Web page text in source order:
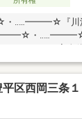
『川沿
‥…━━━☆・
ペット＆家族仕
便利な黒板クロ
ローク、パント
幼稚園と小学校
区西岡三条